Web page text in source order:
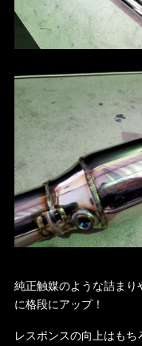
純正触媒のような詰ま
に格段にアップ！
レスポンスの向上はも